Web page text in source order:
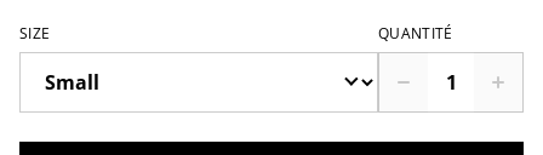
SIZE QUANTITÉ